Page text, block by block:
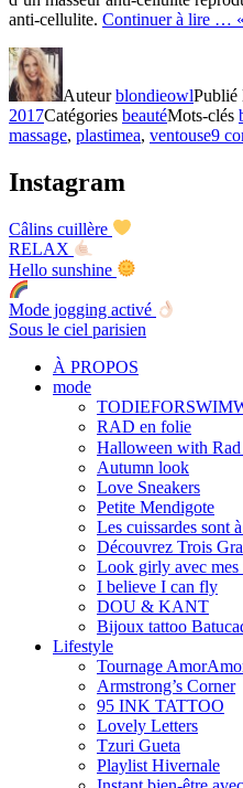
anti-cellulite. Continuer à lire …
AuteurblondieowlPublié
2017Catégories beautéMots-clés
massage, plastimea, ventouse9
Instagram
Câlins cuillère
RELAX
Hello sunshine
Mode jogging activé
Sous le ciel parisien
À PROPOS
mode
RAD en folie
Halloween with Rad
Autumn look
Love Sneakers
Petite Mendigote
Les cuissardes sont
Découvrez Trois
Look girly avec mes
I believe I can fly
DOU & KANT
Bijoux tattoo
Lifestyle
Tournage
Armstrong’s Corner
95 INK TATTOO
Lovely Letters
Tzuri Gueta
Playlist Hivernale